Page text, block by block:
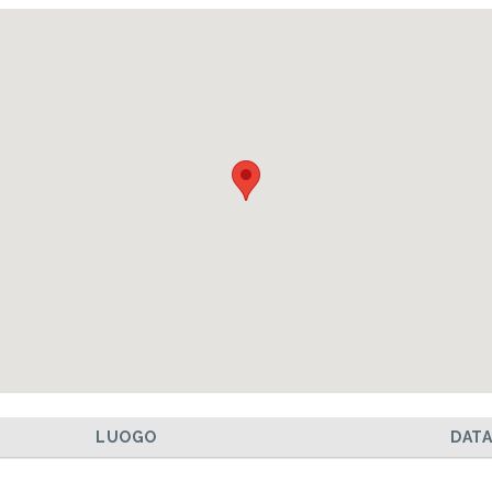
LUOGO DATA